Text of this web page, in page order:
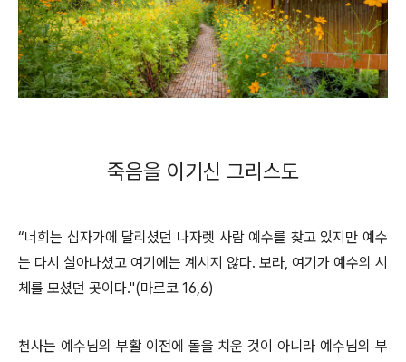
죽음을 이기신 그리스도
“너희는 십자가에 달리셨던 나자렛 사람 예수를 찾고 있지만 예수
는 다시 살아나셨고 여기에는 계시지 않다. 보라, 여기가 예수의 시
체를 모셨던 곳이다."(마르코 16,6)
천사는 예수님의 부활 이전에 돌을 치운 것이 아니라 예수님의 부